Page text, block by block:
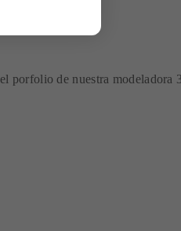
el porfolio de nuestra modeladora